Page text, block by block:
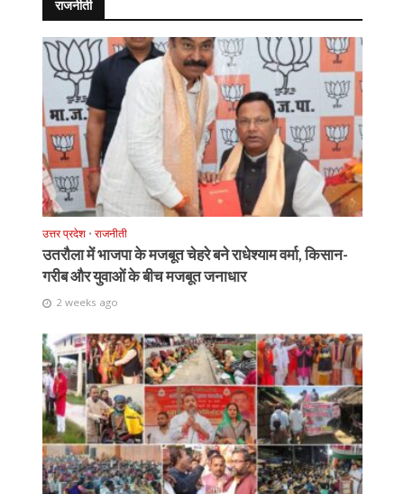
राजनीती
उत्तर प्रदेश • राजनीती
उतरौला में भाजपा के मजबूत चेहरे बने राधेश्याम वर्मा, किसान-
गरीब और युवाओं के बीच मजबूत जनाधार
2 weeks ago